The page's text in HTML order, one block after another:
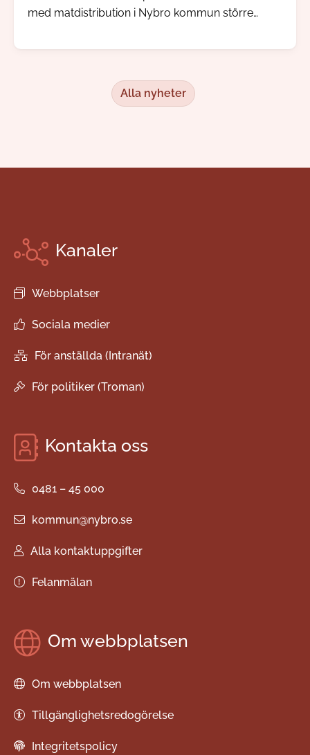
med matdistribution i Nybro kommun större
redan i augusti kommer kunden kunna börja göra
Alla nyheter
Kanaler
Webbplatser
Sociala medier
För anställda (Intranät)
För politiker (Troman)
Kontakta oss
0481 – 45 000
kommun@nybro.se
Alla kontaktuppgifter
Felanmälan
Om webbplatsen
Om webbplatsen
Tillgänglighetsredogörelse
Integritetspolicy